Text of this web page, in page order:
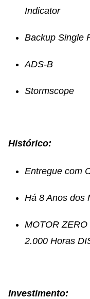
Indicator
Backup Single
ADS-B
Stormscope
Histórico:
Entregue com
Há 8 Anos dos
MOTOR
2.000 Horas
Investimento: